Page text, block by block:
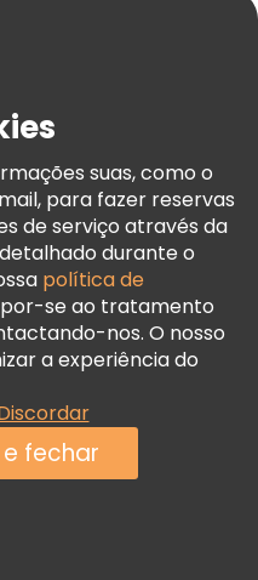
suas, como o
para fazer reservas
de serviço através da
durante o
política de
se ao tratamento
nos. O nosso
a experiência do
fechar